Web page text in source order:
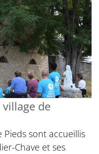
village de
Pieds sont accueillis
Chave et ses